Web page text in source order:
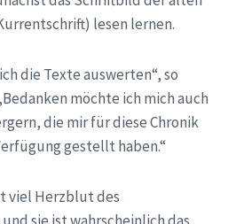
lesen lernen.
die Texte auswerten“, so
möchte ich mich auch
die mir für diese Chronik
gestellt haben.“
viel Herzblut des